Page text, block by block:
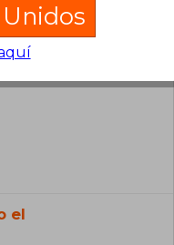
sobre el libro
el